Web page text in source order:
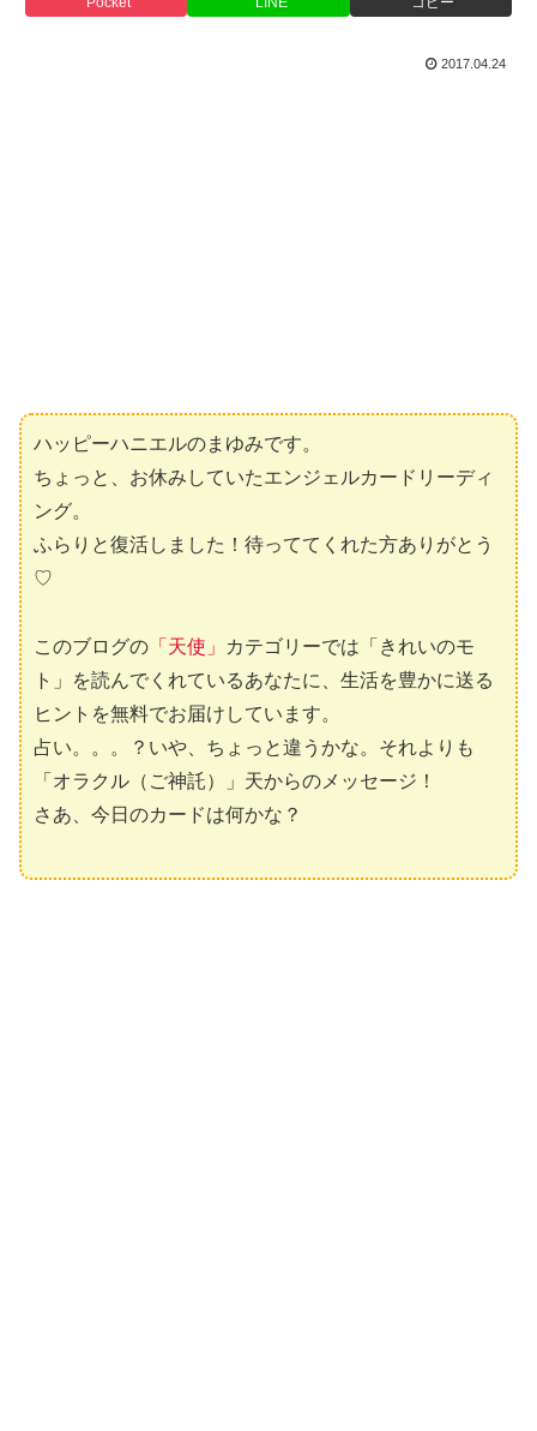
2017.04.24
ハッピーハニエルのまゆみです。
ちょっと、お休みしていたエンジェルカードリーディ
ング。
ふらりと復活しました！待っててくれた方ありがとう
♡
このブログの 「天使」
カテゴリーでは「きれいのモ
ト」を読んでくれているあなたに、生活を豊かに送る
ヒントを無料でお届けしています。
占い。。。？いや、ちょっと違うかな。それよりも
「オラクル（ご神託）」天からのメッセージ！
さあ、今日のカードは何かな？